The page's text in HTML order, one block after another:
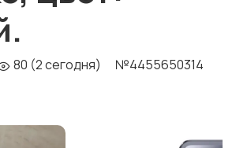
80 (2 сегодня) №4455650314